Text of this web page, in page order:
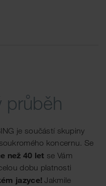
průběh
je součástí skupiny
koncernu. Se
než 40 let se Vám
dobu platnosti
jazyce! Jakmile